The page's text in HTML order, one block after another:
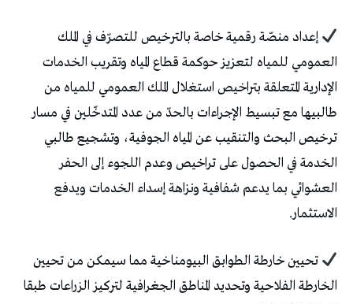
إعداد منصّة رقمية خاصة بالترخيص للتصرّف في الملك
العمومي للمياه لتعزيز حوكمة قطاع المياه وتقريب الخدمات
الإدارية المتعلقة بتراخيص استغلال الملك العمومي للمياه من
طالبيها مع تبسيط الإجراءات بالحدّ من عدد المتدخّلين في مسار
ترخيص البحث والتنقيب عن المياه الجوفية، وتشجيع طالبي
الخدمة في الحصول على تراخيص وعدم اللجوء إلى الحفر
العشوائي بما يدعم شفافية ونزاهة إسداء الخدمات ويدفع
الاستثمار.
تحيين خارطة الطوابق البيومناخية مما سيمكن من تحيين
الخارطة الفلاحية وتحديد المناطق الجغرافية لتركيز الزراعات طبقا